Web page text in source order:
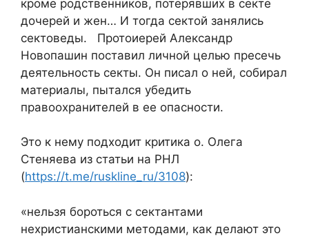
кроме родственников, потерявших в секте
дочерей и жен… И тогда сектой занялись
сектоведы. Протоиерей Александр
Новопашин поставил личной целью пресечь
деятельность секты. Он писал о ней, собирал
материалы, пытался убедить
правоохранителей в ее опасности.
Это к нему подходит критика о. Олега
Стеняева из статьи на РНЛ
(https://t.me/ruskline_ru/3108):
«нельзя бороться с сектантами
нехристианскими методами, как делают это